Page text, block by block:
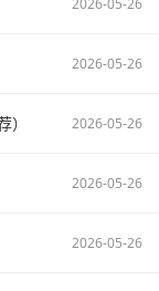
2026-05-26
2026-05-26
2026-05-26
2026-05-26
2026-05-26